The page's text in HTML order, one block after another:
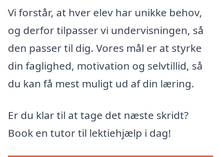
Vi forstår, at hver elev har unikke behov,
og derfor tilpasser vi undervisningen, så
den passer til dig. Vores mål er at styrke
din faglighed, motivation og selvtillid, så
du kan få mest muligt ud af din læring.
Er du klar til at tage det næste skridt?
Book en tutor til lektiehjælp i dag!